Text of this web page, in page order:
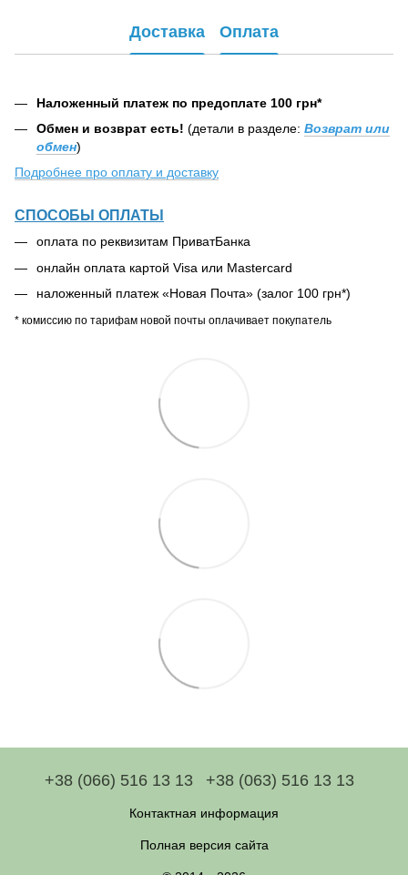
Доставка Оплата
Наложенный платеж по предоплате 100 грн*
Обмен и возврат есть! (детали в разделе: Возврат или
обмен)
Подробнее про оплату и доставку
СПОСОБЫ ОПЛАТЫ
оплата по реквизитам ПриватБанка
онлайн оплата картой Visa или Mastercard
наложенный платеж «Новая Почта» (залог 100 грн*)
* комиссию по тарифам новой почты оплачивает покупатель
+38 (066) 516 13 13 +38 (063) 516 13 13
Контактная информация
Полная версия сайта